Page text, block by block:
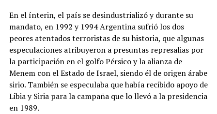
En el ínterin, el país se desindustrializó y durante su
mandato, en 1992 y 1994 Argentina sufrió los dos
peores atentados terroristas de su historia, que algunas
especulaciones atribuyeron a presuntas represalias por
la participación en el golfo Pérsico y la alianza de
Menem con el Estado de Israel, siendo él de origen árabe
sirio. También se especulaba que había recibido apoyo de
Libia y Siria para la campaña que lo llevó a la presidencia
en 1989.